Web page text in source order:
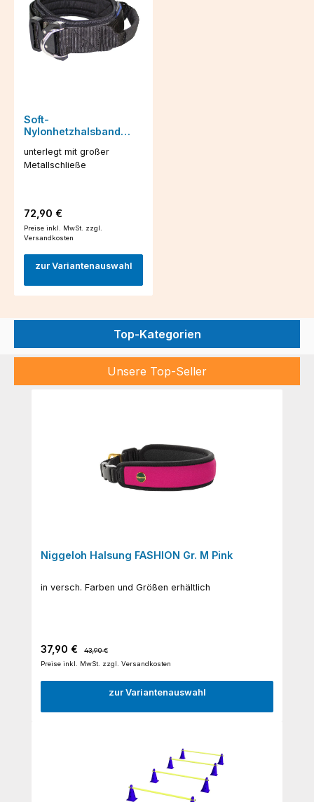
Soft-
Nylonhetzhalsband
unterlegt mit großer
Metallschließe
Regulärer Preis:
72,90 €
Preise inkl. MwSt. zzgl.
Versandkosten
zur Variantenauswahl
Top-Kategorien
Motivation
Unsere Top-Seller
Niggeloh Halsung FASHION Gr. M Pink
in versch. Farben und Größen erhältlich
Verkaufspreis:
37,90 €
43,90 €
Preise inkl. MwSt. zzgl. Versandkosten
zur Variantenauswahl